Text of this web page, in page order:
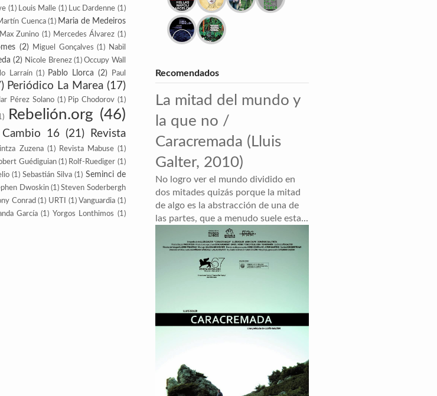
(1) Louis Malle (1) Luc Dardenne (1)
Cuenca (1) Maria de Medeiros
Max Zunino (1) Mercedes Álvarez (1)
(2) Miguel Gonçalves (1)
Nabil
(2) Nicole Brenez (1) Occupy Wall
Larraín (1) Pablo Llorca (2)
Paul
Periódico La Marea (17)
Pérez Solano (1) Pip Cho­dorov (1)
Rebelión.org (46)
Cambio 16 (21)
Revista
Zuzena (1) Revista Mabuse (1)
Guédiguian (1) Rolf-Ruediger (1)
(1) Sebastián Silva (1) Seminci de
Dwoskin (1) Steven Soderbergh
Conrad (1) URTI (1) Vanguardia (1)
García (1) Yorgos Lonthimos (1)
Recomendados
La mitad del mundo y
la que no /
Caracremada (Lluis
Galter, 2010)
No logro ver el mundo dividido en
dos mitades quizás porque la mitad
de algo es la abstracción de una de
las partes, que a menudo suele esta...